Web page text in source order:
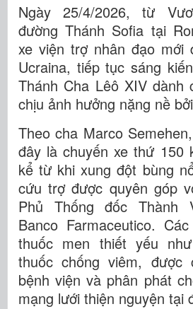
Ngày 25/4/2026, từ
đường Thánh Sofia tại
xe viện trợ nhân đạo mới
Ucraina, tiếp tục sáng
Thánh Cha Lêô XIV dành
chịu ảnh hưởng nặng nề
Theo cha Marco
đây là chuyến xe thứ 150
kể từ khi xung đột bùng
cứu trợ được quyên góp
Phủ Thống đốc Thành
Banco Farmaceutico.
thuốc men thiết yếu
thuốc chống viêm, được
bệnh viện và phân phát
mạng lưới thiện nguyện tại